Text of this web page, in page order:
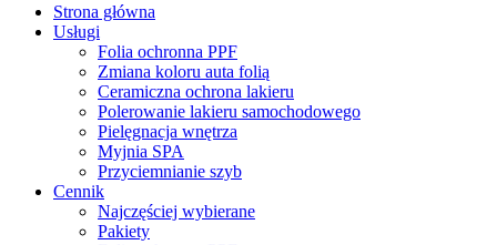
Close
Menu
Strona główna
Usługi
Folia ochronna PPF
Zmiana koloru auta folią
Ceramiczna ochrona lakieru
Polerowanie lakieru samochodowego
Pielęgnacja wnętrza
Myjnia SPA
Przyciemnianie szyb
Cennik
Najczęściej wybierane
Pakiety